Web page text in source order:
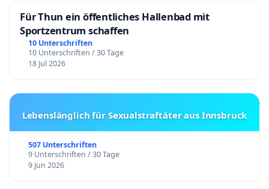
Für Thun ein öffentliches Hallenbad mit
Sportzentrum schaffen
10 Unterschriften
10 Unterschriften / 30 Tage
18 Jul 2026
Lebenslänglich für Sexualstraftäter aus Innsbruck
507 Unterschriften
9 Unterschriften / 30 Tage
9 Jun 2026